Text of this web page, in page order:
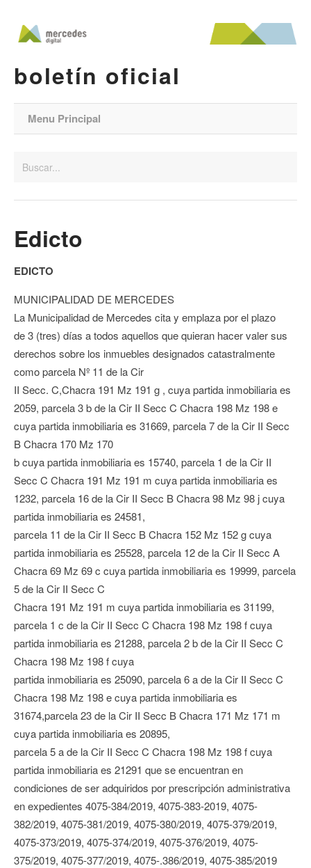
boletín oficial
Menu Principal
Edicto
EDICTO
MUNICIPALIDAD DE MERCEDES
La Municipalidad de Mercedes cita y emplaza por el plazo
de 3 (tres) días a todos aquellos que quieran hacer valer sus
derechos sobre los inmuebles designados catastralmente
como parcela Nº 11 de la Cir
II Secc. C,Chacra 191 Mz 191 g , cuya partida inmobiliaria es
2059, parcela 3 b de la Cir II Secc C Chacra 198 Mz 198 e
cuya partida inmobiliaria es 31669, parcela 7 de la Cir II Secc
B Chacra 170 Mz 170
b cuya partida inmobiliaria es 15740, parcela 1 de la Cir II
Secc C Chacra 191 Mz 191 m cuya partida inmobiliaria es
1232, parcela 16 de la Cir II Secc B Chacra 98 Mz 98 j cuya
partida inmobiliaria es 24581,
parcela 11 de la Cir II Secc B Chacra 152 Mz 152 g cuya
partida inmobiliaria es 25528, parcela 12 de la Cir II Secc A
Chacra 69 Mz 69 c cuya partida inmobiliaria es 19999, parcela
5 de la Cir II Secc C
Chacra 191 Mz 191 m cuya partida inmobiliaria es 31199,
parcela 1 c de la Cir II Secc C Chacra 198 Mz 198 f cuya
partida inmobiliaria es 21288, parcela 2 b de la Cir II Secc C
Chacra 198 Mz 198 f cuya
partida inmobiliaria es 25090, parcela 6 a de la Cir II Secc C
Chacra 198 Mz 198 e cuya partida inmobiliaria es
31674,parcela 23 de la Cir II Secc B Chacra 171 Mz 171 m
cuya partida inmobiliaria es 20895,
parcela 5 a de la Cir II Secc C Chacra 198 Mz 198 f cuya
partida inmobiliaria es 21291 que se encuentran en
condiciones de ser adquiridos por prescripción administrativa
en expedientes 4075-384/2019, 4075-383-2019, 4075-
382/2019, 4075-381/2019, 4075-380/2019, 4075-379/2019,
4075-373/2019, 4075-374/2019, 4075-376/2019, 4075-
375/2019, 4075-377/2019, 4075-.386/2019, 4075-385/2019